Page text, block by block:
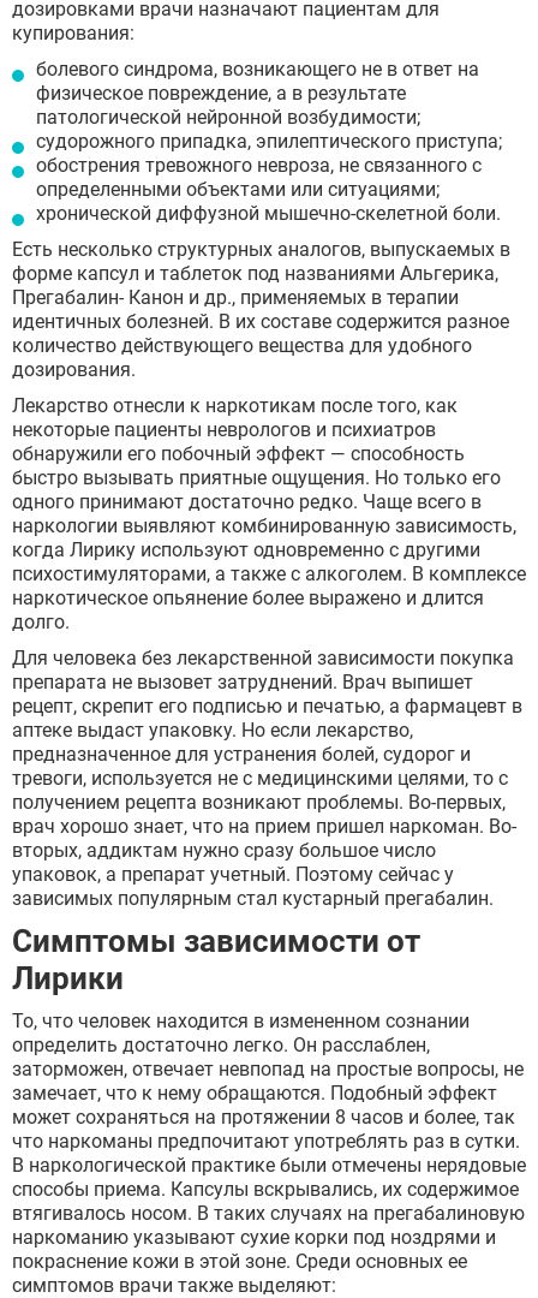
дозировками врачи назначают пациентам для
купирования:
болевого синдрома, возникающего не в ответ на
физическое повреждение, а в результате
патологической нейронной возбудимости;
судорожного припадка, эпилептического приступа;
обострения тревожного невроза, не связанного с
определенными объектами или ситуациями;
хронической диффузной мышечно-скелетной боли.
Есть несколько структурных аналогов, выпускаемых в
форме капсул и таблеток под названиями Альгерика,
Прегабалин- Канон и др., применяемых в терапии
идентичных болезней. В их составе содержится разное
количество действующего вещества для удобного
дозирования.
Лекарство отнесли к наркотикам после того, как
некоторые пациенты неврологов и психиатров
обнаружили его побочный эффект — способность
быстро вызывать приятные ощущения. Но только его
одного принимают достаточно редко. Чаще всего в
наркологии выявляют комбинированную зависимость,
когда Лирику используют одновременно с другими
психостимуляторами, а также с алкоголем. В комплексе
наркотическое опьянение более выражено и длится
долго.
Для человека без лекарственной зависимости покупка
препарата не вызовет затруднений. Врач выпишет
рецепт, скрепит его подписью и печатью, а фармацевт в
аптеке выдаст упаковку. Но если лекарство,
предназначенное для устранения болей, судорог и
тревоги, используется не с медицинскими целями, то с
получением рецепта возникают проблемы. Во-первых,
врач хорошо знает, что на прием пришел наркоман. Во-
вторых, аддиктам нужно сразу большое число
упаковок, а препарат учетный. Поэтому сейчас у
зависимых популярным стал кустарный прегабалин.
Симптомы зависимости от
Лирики
То, что человек находится в измененном сознании
определить достаточно легко. Он расслаблен,
заторможен, отвечает невпопад на простые вопросы, не
замечает, что к нему обращаются. Подобный эффект
может сохраняться на протяжении 8 часов и более, так
что наркоманы предпочитают употреблять раз в сутки.
В наркологической практике были отмечены нерядовые
способы приема. Капсулы вскрывались, их содержимое
втягивалось носом. В таких случаях на прегабалиновую
наркоманию указывают сухие корки под ноздрями и
покраснение кожи в этой зоне. Среди основных ее
симптомов врачи также выделяют: